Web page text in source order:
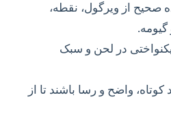
صحیح از ویرگول، نقطه،
گیومه.
در لحن و سبک
کوتاه، واضح و رسا باشند تا از